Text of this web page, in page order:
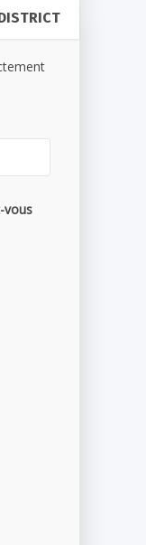
vous